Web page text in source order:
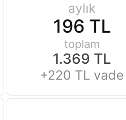
aylık
196 TL
toplam
1.369 TL
+220 TL vade